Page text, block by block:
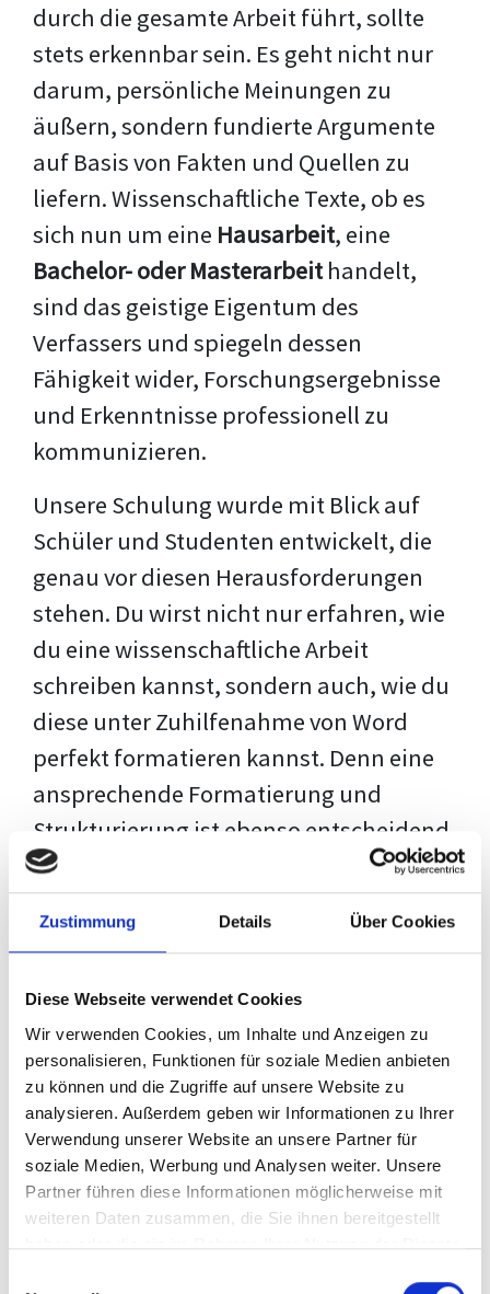
Zustimmung Details Über Cookies
Diese Webseite verwendet Cookies
Wir verwenden Cookies, um Inhalte und Anzeigen zu
personalisieren, Funktionen für soziale Medien anbieten
zu können und die Zugriffe auf unsere Website zu
analysieren. Außerdem geben wir Informationen zu Ihrer
Verwendung unserer Website an unsere Partner für
soziale Medien, Werbung und Analysen weiter. Unsere
Partner führen diese Informationen möglicherweise mit
weiteren Daten zusammen, die Sie ihnen bereitgestellt
haben oder die sie im Rahmen Ihrer Nutzung der Dienste
durch die gesamte Arbeit führt, sollte
stets erkennbar sein. Es geht nicht nur
darum, persönliche Meinungen zu
äußern, sondern fundierte Argumente
auf Basis von Fakten und Quellen zu
liefern. Wissenschaftliche Texte, ob es
sich nun um eine Hausarbeit, eine
Bachelor- oder Masterarbeithandelt,
sind das geistige Eigentum des
Verfassers und spiegeln dessen
Fähigkeit wider, Forschungsergebnisse
und Erkenntnisse professionell zu
kommunizieren.
Unsere Schulung wurde mit Blick auf
Schüler und Studenten entwickelt, die
genau vor diesen Herausforderungen
stehen. Du wirst nicht nur erfahren, wie
du eine wissenschaftliche Arbeit
schreiben kannst, sondern auch, wie du
diese unter Zuhilfenahme von Word
perfekt formatieren kannst. Denn eine
ansprechende Formatierung und
Strukturierung ist ebenso entscheidend
wie der Inhalt selbst. Jeder Prüfer hat
eigene Erwartungen, und unsere
Schulung ist so konzipiert, dass sie dir
deiner individuellen Vorlage zeigt,
anstatt eine Einheitslösung zu bieten.
Der Prozess des wissenschaftlichen
Schreibens kann ohne das richtige
Wissen eine große Herausforderung
darstellen. Jedoch, ausgestattet mit
denTechniken und Strategiendieses
Kurses, wird die Formatierung deiner